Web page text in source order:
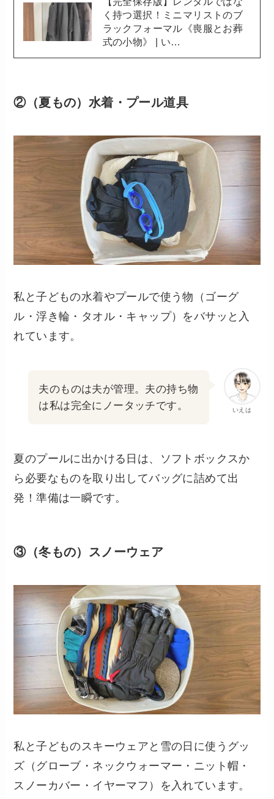
く持つ選択！ミニマリストのブ
ラックフォーマル《喪服とお葬
式の小物》 | い…
②（夏もの）水着・プール道具
私と子どもの水着やプールで使う物（ゴーグ
ル・浮き輪・タオル・キャップ）をバサッと入
れています。
いえは
夫のものは夫が管理。夫の持ち物
は私は完全にノータッチです。
夏のプールに出かける日は、ソフトボックスか
ら必要なものを取り出してバッグに詰めて出
発！準備は一瞬です。
③（冬もの）スノーウェア
私と子どものスキーウェアと雪の日に使うグッ
ズ（グローブ・ネックウォーマー・ニット帽・
スノーカバー・イヤーマフ）を入れています。